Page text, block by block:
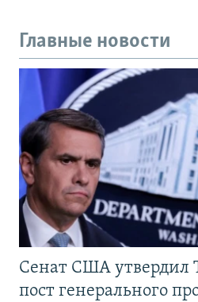
Главные новости
Сенат США утвердил
пост генерального